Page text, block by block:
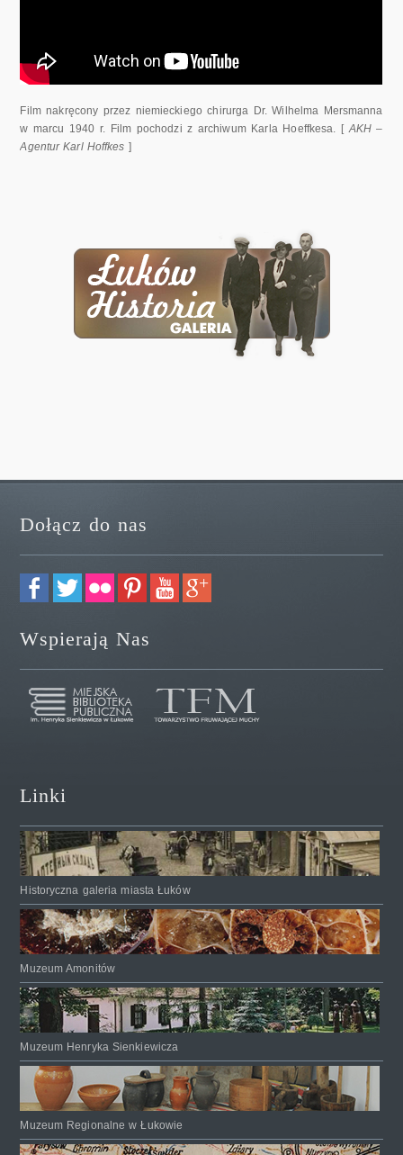
Film nakręcony przez niemieckiego chirurga Dr. Wilhelma Mersmanna
w marcu 1940 r. Film pochodzi z archiwum Karla Hoeffkesa. [AKH –
Agentur Karl Hoffkes ]
Dołącz do nas
Wspierają Nas
Linki
Historyczna galeria miasta Łuków
Muzeum Amonitów
Muzeum Henryka Sienkiewicza
Muzeum Regionalne w Łukowie